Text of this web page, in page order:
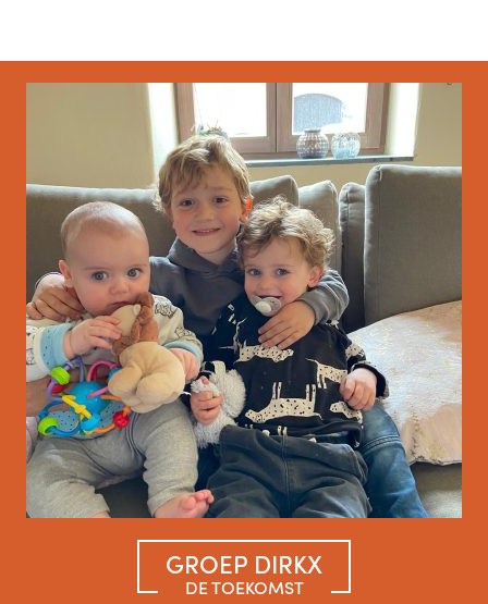
Gieske
Ploegbaas bekisting
Stef
Ploegbaas bekisting
Ludo
Bekister
Alessandro
Bekister
Ignace
GROEP DIRKX
DE TOEKOMST